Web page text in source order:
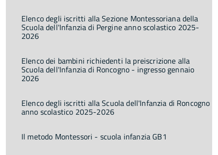
Elenco degli iscritti alla Sezione Montessoriana della
Scuola dell'Infanzia di Pergine anno scolastico 2025-
2026
Elenco dei bambini richiedenti la preiscrizione alla
Scuola dell'Infanzia di Roncogno - ingresso gennaio
2026
Elenco degli iscritti alla Scuola dell'Infanzia di Roncogno
anno scolastico 2025-2026
Il metodo Montessori - scuola infanzia GB1